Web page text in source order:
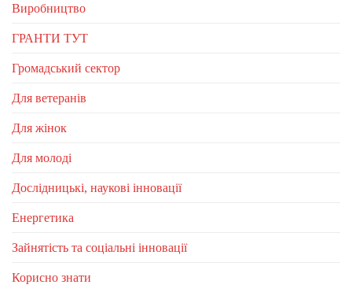
Виробництво
ГРАНТИ ТУТ
Громадський сектор
Для ветеранів
Для жінок
Для молоді
Дослідницькі, наукові інновації
Енергетика
Зайнятість та соціальні інновації
Корисно знати